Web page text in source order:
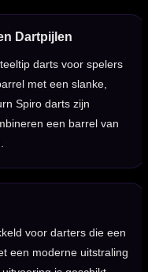
Dartpijlen
darts voor spelers
met een slanke,
Spiro darts zijn
een barrel van
voor darters die een
een moderne uitstraling